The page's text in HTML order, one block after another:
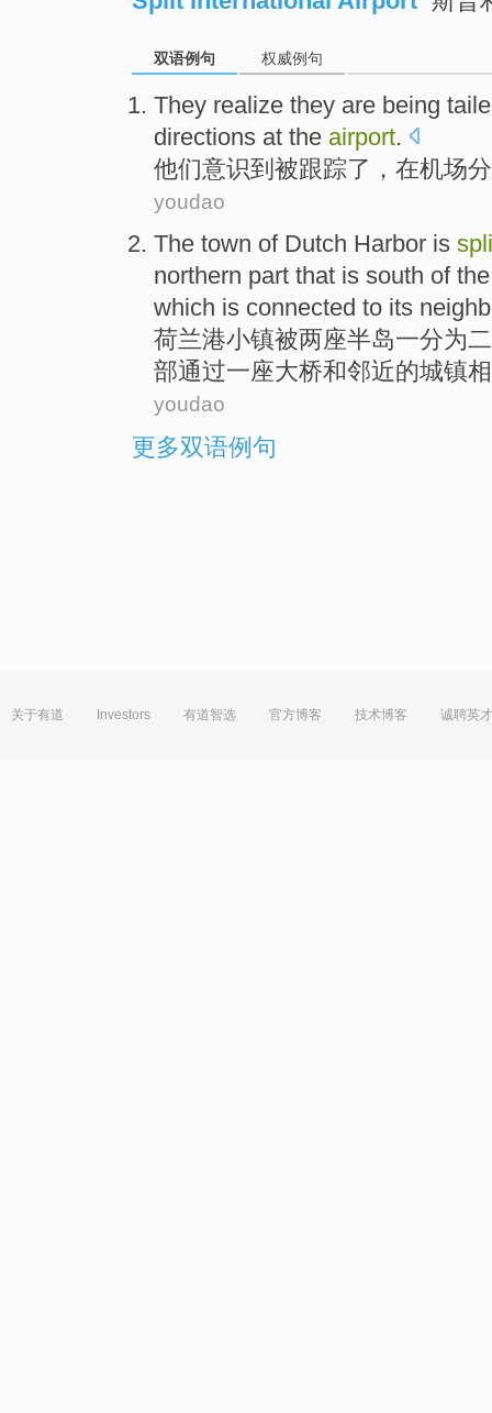
双语例句 权威例句
They realize they are being
directions at the airport.
他们意识到 被跟踪了， 在机场
youdao
The town of Dutch Harbor is
northern part that is south of
which is connected to its
荷兰港小镇被两座半岛一分为
部通过一座大桥和邻近的城镇
youdao
更多双语例句
关于有道 Investors 有道智选 官方博客 技术博客 诚聘英才